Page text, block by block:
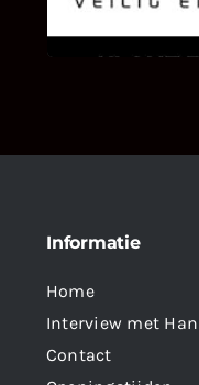
als klant van
Informatie
Home
Interview met
Contact